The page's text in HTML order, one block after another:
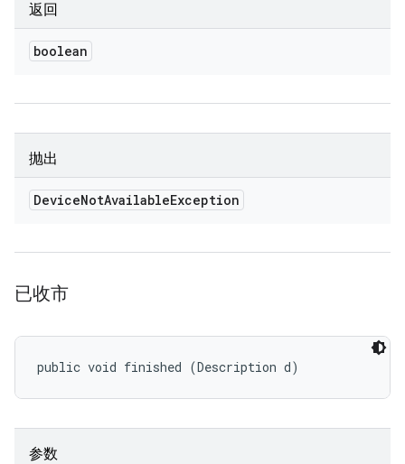
返回
boolean
抛出
DeviceNotAvailableException
已收市
public void finished (Description d)
参数